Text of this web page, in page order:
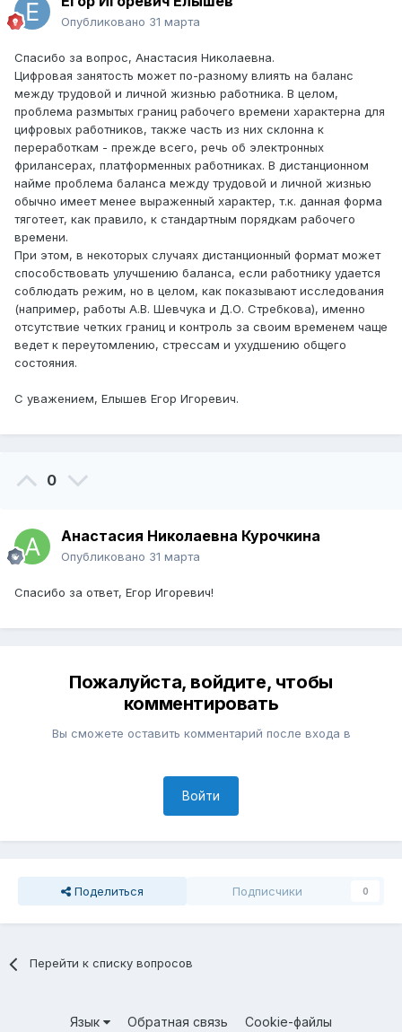
Опубликовано 31 марта
Спасибо за вопрос, Анастасия Николаевна.
Цифровая занятость может по-разному влиять на баланс
между трудовой и личной жизнью работника. В целом,
проблема размытых границ рабочего времени характерна для
цифровых работников, также часть из них склонна к
переработкам - прежде всего, речь об электронных
фрилансерах, платформенных работниках. В дистанционном
найме проблема баланса между трудовой и личной жизнью
обычно имеет менее выраженный характер, т.к. данная форма
тяготеет, как правило, к стандартным порядкам рабочего
времени.
При этом, в некоторых случаях дистанционный формат может
способствовать улучшению баланса, если работнику удается
соблюдать режим, но в целом, как показывают исследования
(например, работы А.В. Шевчука и Д.О. Стребкова), именно
отсутствие четких границ и контроль за своим временем чаще
ведет к переутомлению, стрессам и ухудшению общего
состояния.
С уважением, Елышев Егор Игоревич.
0
Анастасия Николаевна Курочкина
Опубликовано 31 марта
Спасибо за ответ, Егор Игоревич!
Пожалуйста, войдите, чтобы
комментировать
Вы сможете оставить комментарий после входа в
Войти
Поделиться Подписчики 0
Перейти к списку вопросов
Язык Обратная связь Cookie-файлы